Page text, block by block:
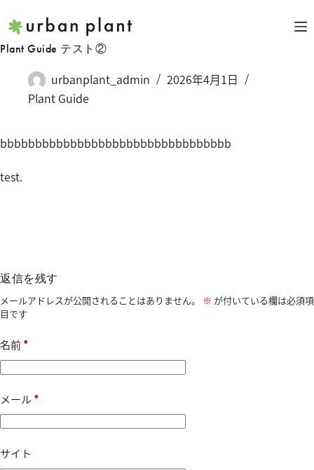
ン
テ
ン
ッ
Plant Guide テスト②
urbanplant_admin
2026年4月1日
Plant Guide
bbbbbbbbbbbbbbbbbbbbbbbbbbbbbbbbb
test.
返信を残す
メールアドレスが公開されることはありません。
※ が付いている欄は必須項
目です
名前*
メール *
サイト